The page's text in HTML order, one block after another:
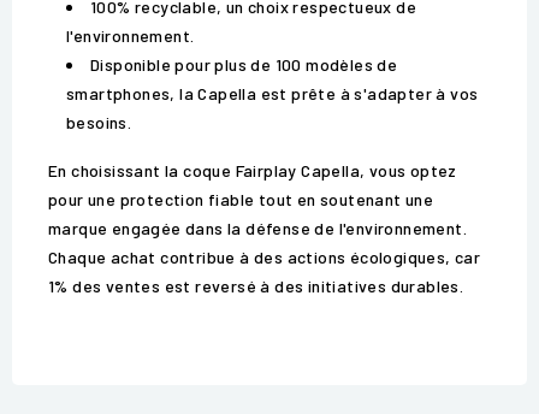
100% recyclable, un choix respectueux de
l'environnement.
Disponible pour plus de 100 modèles de
smartphones, la Capella est prête à s'adapter à vos
besoins.
En choisissant la coque Fairplay Capella, vous optez
pour une protection fiable tout en soutenant une
marque engagée dans la défense de l'environnement.
Chaque achat contribue à des actions écologiques, car
1% des ventes est reversé à des initiatives durables.